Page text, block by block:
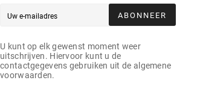
ABONNEER
U kunt op elk gewenst moment weer
uitschrijven. Hiervoor kunt u de
contactgegevens gebruiken uit de algemene
voorwaarden.